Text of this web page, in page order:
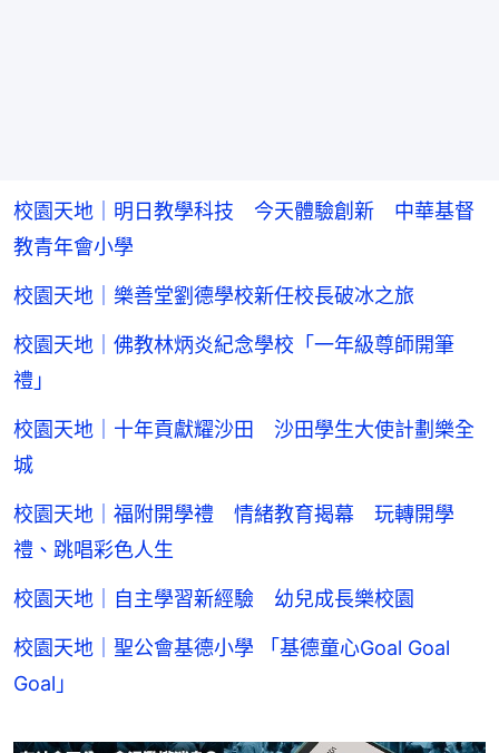
校園天地｜明日教學科技 今天體驗創新 中華基督
教青年會小學
校園天地｜樂善堂劉德學校新任校長破冰之旅
校園天地｜佛教林炳炎紀念學校「一年級尊師開筆
禮」
校園天地｜十年貢獻耀沙田 沙田學生大使計劃樂全
城
校園天地｜福附開學禮 情緒教育揭幕 玩轉開學
禮、跳唱彩色人生
校園天地｜自主學習新經驗 幼兒成長樂校園
校園天地｜聖公會基德小學 「基德童心Goal Goal
Goal」